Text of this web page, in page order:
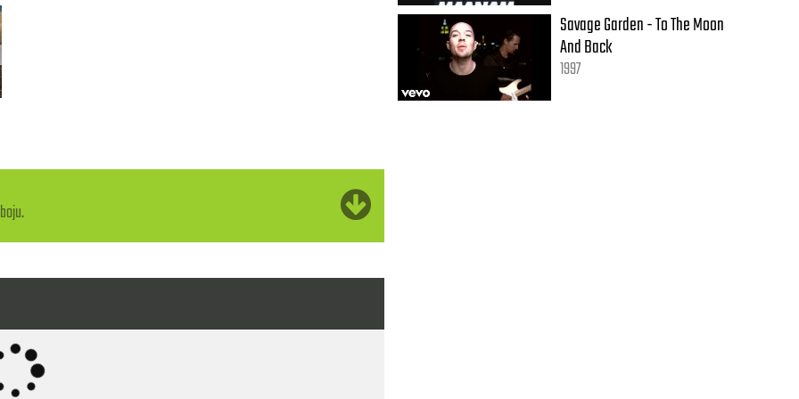
Savage Garden - To The Moon
And Back
1997